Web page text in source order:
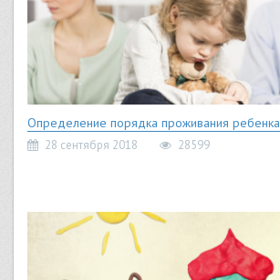
Определение порядка проживания ребенка
28 сентября 2018 28599